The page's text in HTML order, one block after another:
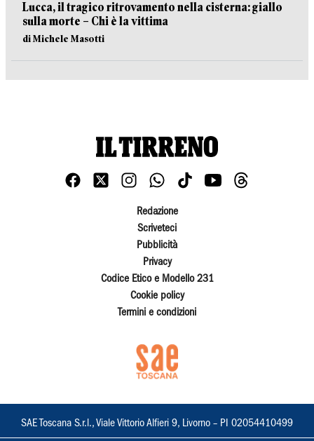
Lucca, il tragico ritrovamento nella cisterna: giallo
sulla morte – Chi è la vittima
di Michele Masotti
Redazione
Scriveteci
Pubblicità
Privacy
Codice Etico e Modello 231
Cookie policy
Termini e condizioni
SAE Toscana S.r.l., Viale Vittorio Alfieri 9, Livorno – PI 02054410499